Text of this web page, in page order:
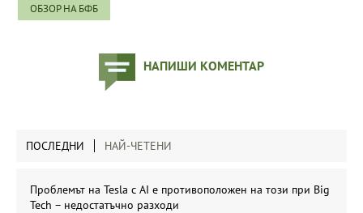
ОБЗОР НА БФБ
НАПИШИ КОМЕНТАР
ПОСЛЕДНИ НАЙ-ЧЕТЕНИ
Проблемът на Tesla с AI е противоположен на този при Big
Tech – недостатъчно разходи